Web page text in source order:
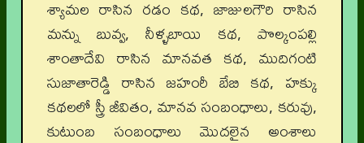
శ్యామల రాసిన రడం కథ, జాజులగౌరి రాసిన
మన్ను బువ్వ, నీళ్ళబాయి కథ, పొల్కంపల్లి
శాంతాదేవి రాసిన మానవత కథ, ముదిగంటి
సుజాతారెడ్డి రాసిన జహంరీ బేబి కథ, హక్కు
కథలలో స్త్రీ జీవితం, మానవ సంబంధాలు, కరువు,
కుటుంబ సంబంధాలు మొదలైన అంశాలు